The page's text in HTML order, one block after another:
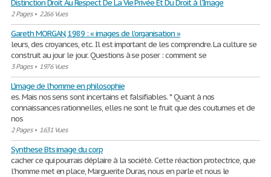
Distinction Droit Au Respect De La Vie Privée Et Du Droit à l'Image
2 Pages• 2266 Vues
Gareth MORGAN, 1989 : « images de l’organisation »
leurs, des croyances, etc. Il est important de les comprendre. La culture se
construit au jour le jour. Questions à se poser : comment se
3 Pages• 1976 Vues
L'image de l'homme en philosophie
es. Mais nos sens sont incertains et falsifiables. * Quant à nos
connaissances rationnelles, elles ne sont le fruit que des coutumes et de
nos
2 Pages• 1631 Vues
Synthese Bts image du corp
cacher ce qui pourrais déplaire à la société. Cette réaction protectrice, que
l’homme met en place, Marguerite Duras, nous en parle et nous le